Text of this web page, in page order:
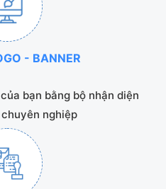
- BANNER
bạn bằng bộ nhận diện
nghiệp